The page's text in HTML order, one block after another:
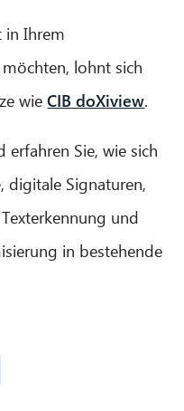
in Ihrem
lohnt sich
wieCIB doXiview.
erfahren Sie, wie sich
digitale Signaturen,
und
in bestehende